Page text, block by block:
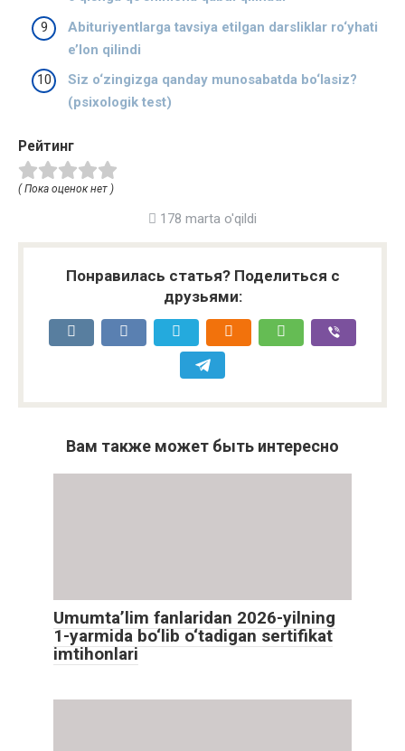
Abituriyentlarga tavsiya etilgan darsliklar ro‘yhati
e’lon qilindi
Siz o‘zingizga qanday munosabatda bo‘lasiz?
(psixologik test)
Рейтинг
( Пока оценок нет )
178 marta o'qildi
Понравилась статья? Поделиться с
друзьями:
Вам также может быть интересно
Umumta’lim fanlaridan 2026-yilning
1-yarmida bo‘lib o‘tadigan sertifikat
imtihonlari